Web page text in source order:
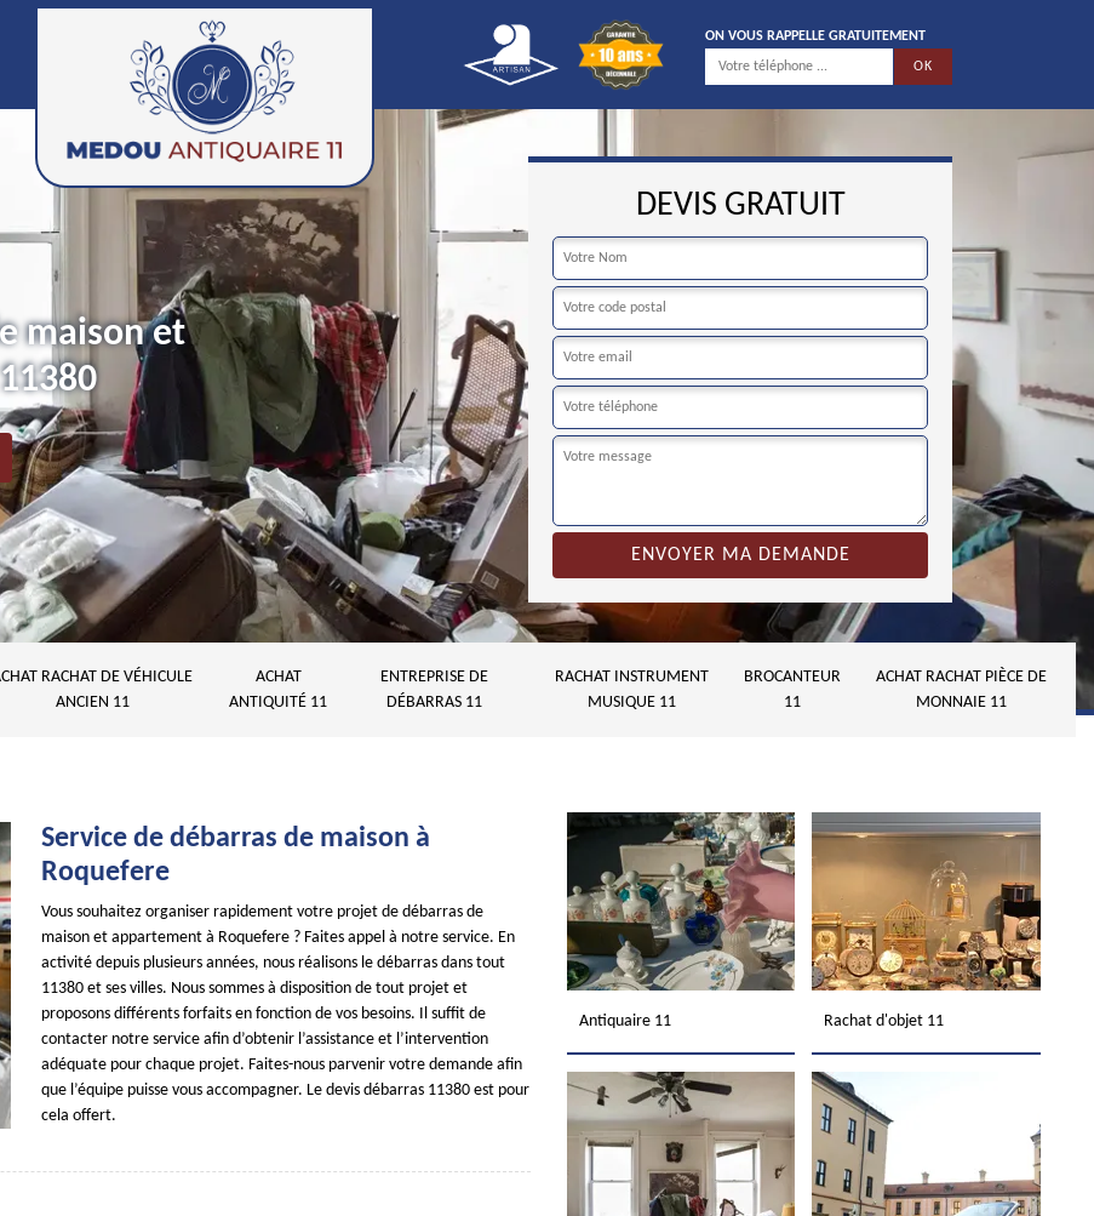
ON VOUS RAPPELLE GRATUITEMENT
maison et
DEVIS GRATUIT
RACHAT DE VÉHICULE
ANCIEN 11
ACHAT
ANTIQUITÉ 11
ENTREPRISE DE
DÉBARRAS 11
RACHAT INSTRUMENT
MUSIQUE 11
BROCANTEUR
11
ACHAT RACHAT PIÈCE DE
MONNAIE 11
Service de débarras de maison à
Roquefere
Vous souhaitez organiser rapidement votre projet de débarras de
maison et appartement à Roquefere ? Faites appel à notre service. En
activité depuis plusieurs années, nous réalisons le débarras dans tout
11380 et ses villes. Nous sommes à disposition de tout projet et
proposons différents forfaits en fonction de vos besoins. Il suffit de
contacter notre service afin d’obtenir l’assistance et l’intervention
adéquate pour chaque projet. Faites-nous parvenir votre demande afin
que l’équipe puisse vous accompagner. Le devis débarras 11380 est pour
cela offert.
Antiquaire 11 Rachat d'objet 11